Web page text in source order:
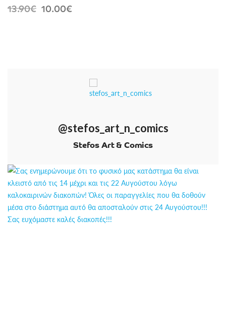
13.90€ Original
10.00€Current
@stefos_art_n_comics
Stefos Art & Comics